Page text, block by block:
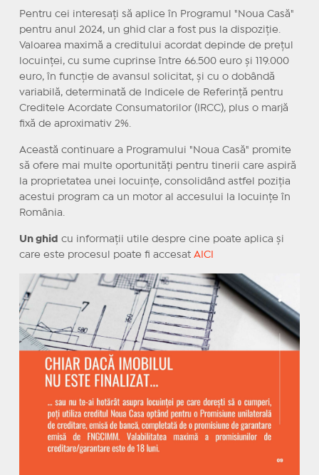
Pentru cei interesați să aplice în Programul "Noua Casă"
pentru anul 2024, un ghid clar a fost pus la dispoziție.
Valoarea maximă a creditului acordat depinde de prețul
locuinței, cu sume cuprinse între 66.500 euro și 119.000
euro, în funcție de avansul solicitat, și cu o dobândă
variabilă, determinată de Indicele de Referință pentru
Creditele Acordate Consumatorilor (IRCC), plus o marjă
fixă de aproximativ 2%.
Această continuare a Programului "Noua Casă" promite
să ofere mai multe oportunități pentru tinerii care aspiră
la proprietatea unei locuințe, consolidând astfel poziția
acestui program ca un motor al accesului la locuințe în
România.
Un ghid cu informații utile despre cine poate aplica și
care este procesul poate fi accesat AICI